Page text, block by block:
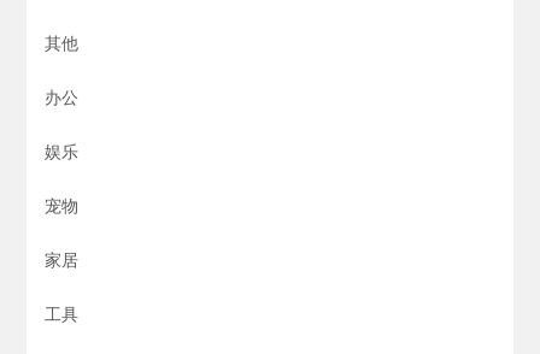
其他
办公
娱乐
宠物
家居
工具